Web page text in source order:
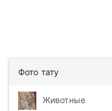
Фото тату
Животные